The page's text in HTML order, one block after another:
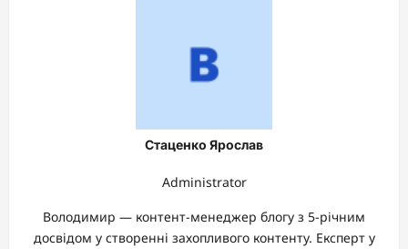
Стаценко Ярослав
Administrator
Володимир — контент-менеджер блогу з 5-річним
досвідом у створенні захопливого контенту. Експерт у